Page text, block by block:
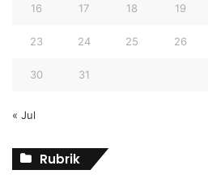
16 17 18 19
23 24 25 26
30 31
« Jul
Rubrik